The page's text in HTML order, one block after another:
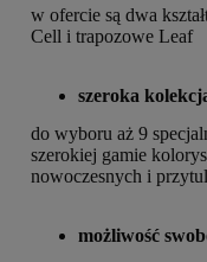
w ofercie są dwa
Cell i trapozowe Leaf
szeroka
do wyboru aż 9
szerokiej gamie
nowoczesnych i
możliwość